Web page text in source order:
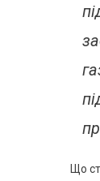
Що